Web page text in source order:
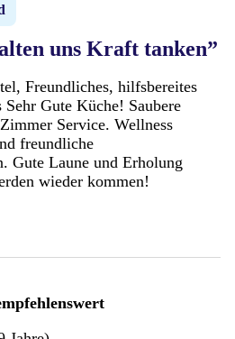
uns Kraft tanken”
Freundliches, hilfsbereites
Sehr Gute Küche! Saubere
Service. Wellness
freundliche
Gute Laune und Erholung
wieder kommen!